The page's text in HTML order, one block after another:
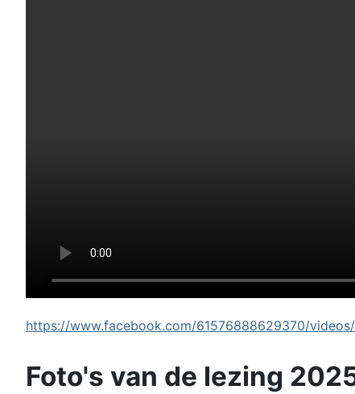
https://www.facebook.com/61576888629370/
Foto's van de lezing